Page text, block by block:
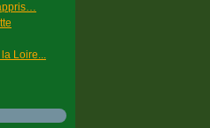
Loire...